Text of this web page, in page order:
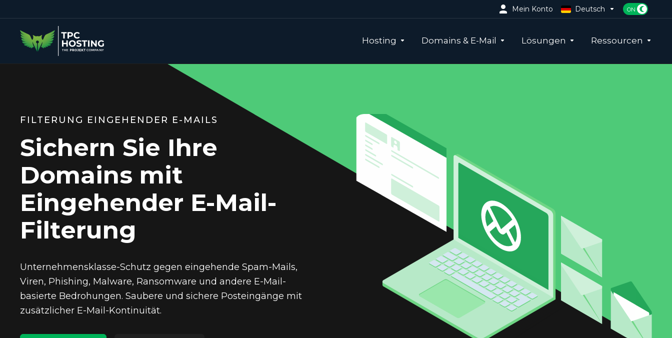
Mein Konto Deutsch
Hosting Domains & E-Mail Lösungen Ressourcen
FILTERUNG EINGEHENDER E-MAILS
Sichern Sie Ihre
Domains mit
Eingehender E-Mail-
Filterung
Unternehmensklasse-Schutz gegen eingehende Spam-Mails,
Viren, Phishing, Malware, Ransomware und andere E-Mail-
basierte Bedrohungen. Saubere und sichere Posteingänge mit
zusätzlicher E-Mail-Kontinuität.